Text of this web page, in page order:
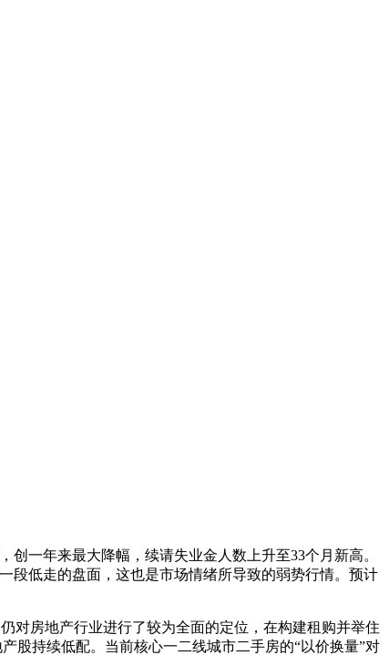
一年来最大降幅，续请失业金人数上升至33个月新高。
段低走的盘面，这也是市场情绪所导致的弱势行情。预计
对房地产行业进行了较为全面的定位，在构建租购并举住
股持续低配。当前核心一二线城市二手房的“以价换量”对